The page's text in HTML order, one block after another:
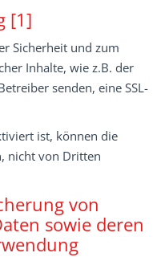
[1]
Sicherheit und zum
Inhalte, wie z.B. der
senden, eine SSL-
ist, können die
nicht von Dritten
von
sowie deren